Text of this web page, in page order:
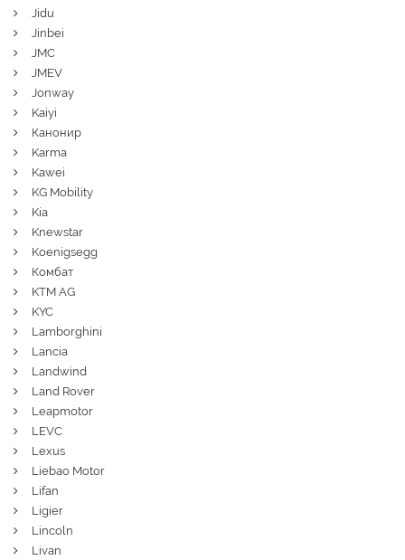
Jidu
Jinbei
JMC
JMEV
Jonway
Kaiyi
Канонир
Karma
Kawei
KG Mobility
Kia
Knewstar
Koenigsegg
Комбат
KTM AG
KYC
Lamborghini
Lancia
Landwind
Land Rover
Leapmotor
LEVC
Lexus
Liebao Motor
Lifan
Ligier
Lincoln
Livan